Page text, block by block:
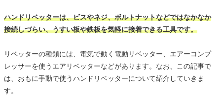
ハンドリベッターは、ビスやネジ、ボルトナットなどではなかなか
接続しづらい、うすい板や鉄板を気軽に接着できる工具です。
リベッターの種類には、電気で動く電動リベッター、エアーコンプ
レッサーを使うエアリベッターなどがあります。なお、この記事で
は、おもに手動で使うハンドリベッターについて紹介していきま
す。